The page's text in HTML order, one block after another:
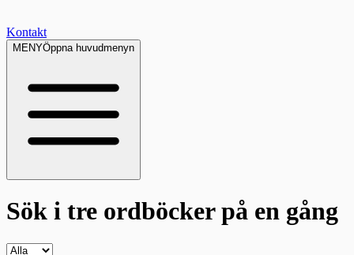
Kontakt
MENYÖppna huvudmenyn
Sök i tre ordböckerpå en gång